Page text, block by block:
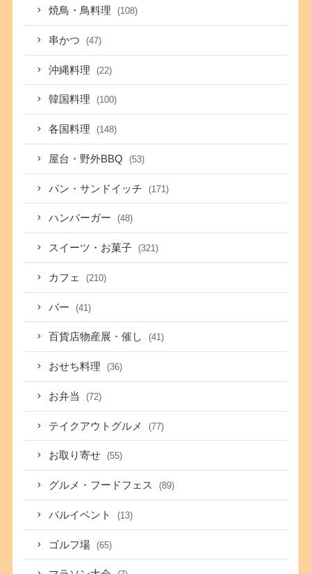
焼鳥・鳥料理 (108)
串かつ (47)
沖縄料理 (22)
韓国料理 (100)
各国料理 (148)
屋台・野外BBQ (53)
パン・サンドイッチ (171)
ハンバーガー (48)
スイーツ・お菓子 (321)
カフェ (210)
バー (41)
百貨店物産展・催し (41)
おせち料理 (36)
お弁当 (72)
テイクアウトグルメ (77)
お取り寄せ (55)
グルメ・フードフェス (89)
バルイベント (13)
ゴルフ場 (65)